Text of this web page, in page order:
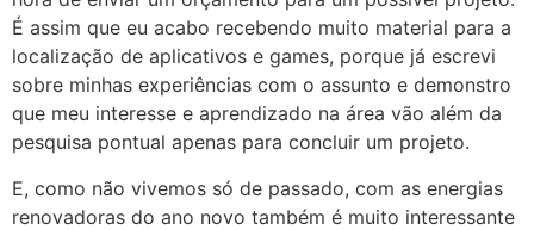
É assim que eu acabo recebendo muito material para a
localização de aplicativos e games, porque já escrevi
sobre minhas experiências com o assunto e demonstro
que meu interesse e aprendizado na área vão além da
pesquisa pontual apenas para concluir um projeto.
E, como não vivemos só de passado, com as energias
renovadoras do ano novo também é muito interessante